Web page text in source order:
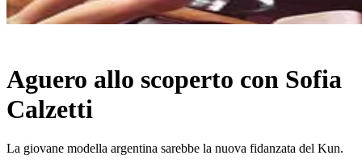
Aguero allo scoperto con Sofia
Calzetti
La giovane modella argentina sarebbe la nuova fidanzata del Kun.